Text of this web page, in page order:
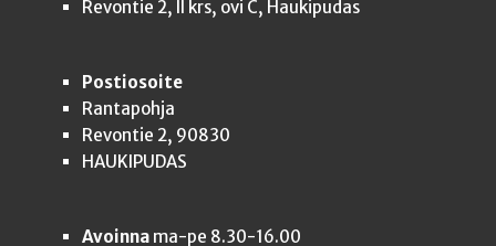
Revontie 2, II krs, ovi C, Haukipudas
Postiosoite
Rantapohja
Revontie 2, 90830
HAUKIPUDAS
Avoinnama-pe 8.30-16.00